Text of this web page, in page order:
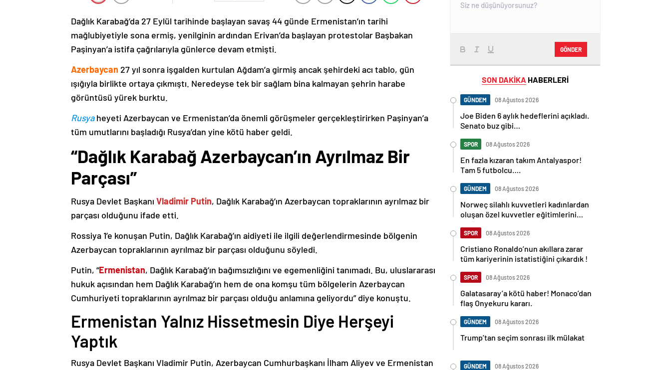
Dağlık Karabağ’da 27 Eylül tarihinde başlayan savaş 44 günde Ermenistan’ın tarihi
mağlubiyetiyle sona ermiş, yenilginin ardından Erivan’da başlayan protestolar Başbakan
Paşinyan’a istifa çağrılarıyla günlerce devam etmişti.
Azerbaycan 27 yıl sonra işgalden kurtulan Ağdam’a girmiş ancak şehirdeki acı tablo, gün
ışığıyla birlikte ortaya çıkmıştı. Neredeyse tek bir sağlam bina kalmayan şehrin harabe
görüntüsü yürek burktu.
Rusyaheyeti Azerbaycan ve Ermenistan’da önemli görüşmeler gerçekleştirirken Paşinyan’a
tüm umutlarını başladığı Rusya’dan yine kötü haber geldi.
“Dağlık Karabağ Azerbaycan’ın Ayrılmaz Bir
Parçası”
Rusya Devlet Başkanı Vladimir Putin, Dağlık Karabağ’ın Azerbaycan topraklarının ayrılmaz bir
parçası olduğunu ifade etti.
Rossiya 1’e konuşan Putin, Dağlık Karabağ’ın aidiyeti ile ilgili değerlendirmesinde bölgenin
Azerbaycan topraklarının ayrılmaz bir parçası olduğunu söyledi.
Putin, “Ermenistan, Dağlık Karabağ’ın bağımsızlığını ve egemenliğini tanımadı. Bu, uluslararası
hukuk açısından hem Dağlık Karabağ’ın hem de ona komşu tüm bölgelerin Azerbaycan
Cumhuriyeti topraklarının ayrılmaz bir parçası olduğu anlamına geliyordu” diye konuştu.
Ermenistan Yalnız Hissetmesin Diye Herşeyi
Yaptık
Rusya Devlet Başkanı Vladimir Putin, Azerbaycan Cumhurbaşkanı İlham Aliyev ve Ermenistan
GÖNDER
SON DAKİKA HABERLERİ
GÜNDEM 08 Ağustos 2026
Joe Biden 6 aylık hedeflerini açıkladı.
Senato buz gibi…
SPOR 08 Ağustos 2026
En fazla kızaran takım Antalyaspor!
Tam 5 futbolcu….
GÜNDEM 08 Ağustos 2026
Norweç silahlı kuvvetleri kadınlardan
oluşan özel kuvvetler eğitimlerini
SPOR 08 Ağustos 2026
Cristiano Ronaldo’nun akıllara zarar
tüm kariyerinin istatistiğini çıkardık !
SPOR 08 Ağustos 2026
Galatasaray’a kötü haber! Monaco’dan
flaş Onyekuru kararı.
GÜNDEM 08 Ağustos 2026
Trump’tan seçim sonrası ilk mülakat
GÜNDEM 08 Ağustos 2026